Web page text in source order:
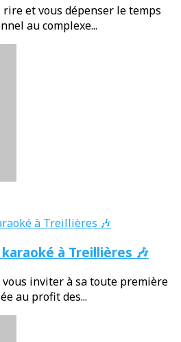
rire et vous dépenser le temps
au complexe...
à Treillières 🎶
vous inviter à sa toute première
au profit des...